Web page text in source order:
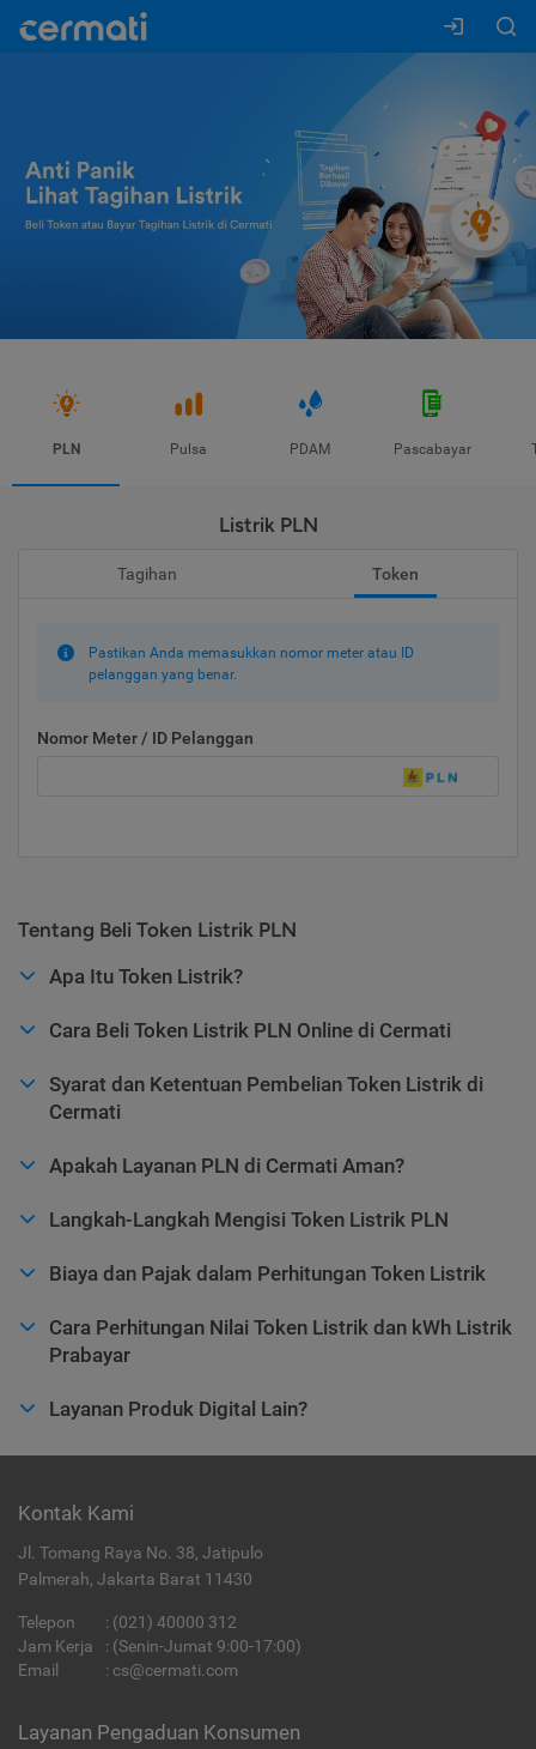
PLN Pulsa PDAM Pascabayar
Listrik PLN
Tagihan Token
Pastikan Anda memasukkan nomor meter atau ID
pelanggan yang benar.
Nomor Meter / ID Pelanggan
Tentang Beli Token Listrik PLN
Apa Itu Token Listrik?
Cara Beli Token Listrik PLN Online di Cermati
Syarat dan Ketentuan Pembelian Token Listrik di
Cermati
Apakah Layanan PLN di Cermati Aman?
Langkah-Langkah Mengisi Token Listrik PLN
Biaya dan Pajak dalam Perhitungan Token Listrik
Cara Perhitungan Nilai Token Listrik dan kWh Listrik
Prabayar
Layanan Produk Digital Lain?
Kontak Kami
Jl. Tomang Raya No. 38, Jatipulo
Palmerah, Jakarta Barat 11430
Telepon : (021) 40000 312
Jam Kerja
: (Senin-Jumat 9:00-17:00)
Email
: cs@cermati.com
Layanan Pengaduan Konsumen